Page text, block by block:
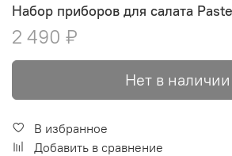
Набор приборов для салата
2 490 ₽
Нет в наличии
В избранное
Добавить в сравнение